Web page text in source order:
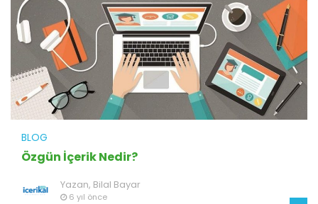
BLOG
Özgün İçerik Nedir?
Yazan, Bilal Bayar
6 yıl önce